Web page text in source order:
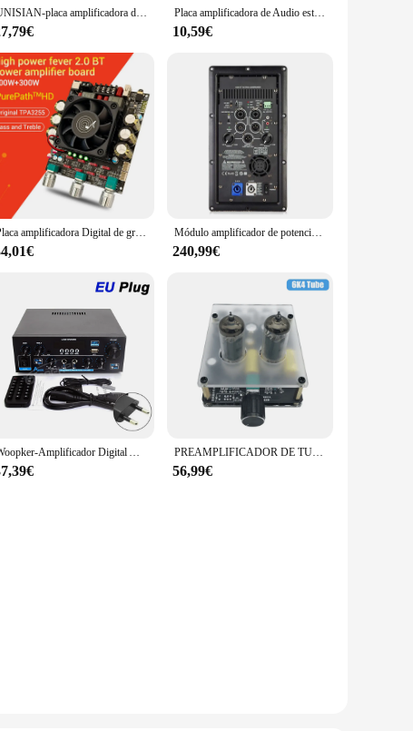
to provide a balanced and dynamic sound, ensuring that
necessary parts, including a power cord, making setup a
you're a seasoned audiophile or a casual movie
with every use.
UNISIAN-placa amplificadora de tubo de vacío, kit de placa de circuito, HIFI 6J1 + LM1875, 25W + 25W Placa amplificadora de Audio estéreo, Subwoofer de 2,1 canales, Bluetooth 5,0, 200W, 50W x 2 + 100W de potencia, amplificador de graves AUX
10,59€
Placa amplificadora Digital de graves 3002T, amplificador de Audio estéreo de alta potencia TPA3255, 300W + 300W, compatible con aplicación de control de teléfono Módulo amplificador de potencia continua para cine en casa, dispositivo Digital profesional de 1000W, color negro, 1 piezas
240,99€
Woopker-Amplificador Digital AK35/AK45/AK45 Pro/AK55, amplificador de sonido con Bluetooth, 2 canales, HIFi, FM, USB, Audio Amp para el hogar, coche, Karaoke PREAMPLIFICADOR DE TUBO mejorado 6K4/6A2, amplificador de sonido, tubo HiFi, amortiguador Bile, audio Amp, altavoz, cine en casa, bricolaje
56,99€